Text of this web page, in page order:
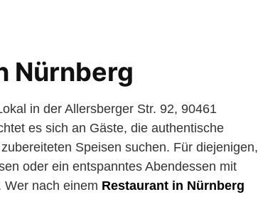
Nürnberg
in der Allersberger Str. 92, 90461
es sich an Gäste, die authentische
Speisen suchen. Für diejenigen,
oder ein entspanntes Abendessen mit
Wer nach einem Restaurant in Nürnberg